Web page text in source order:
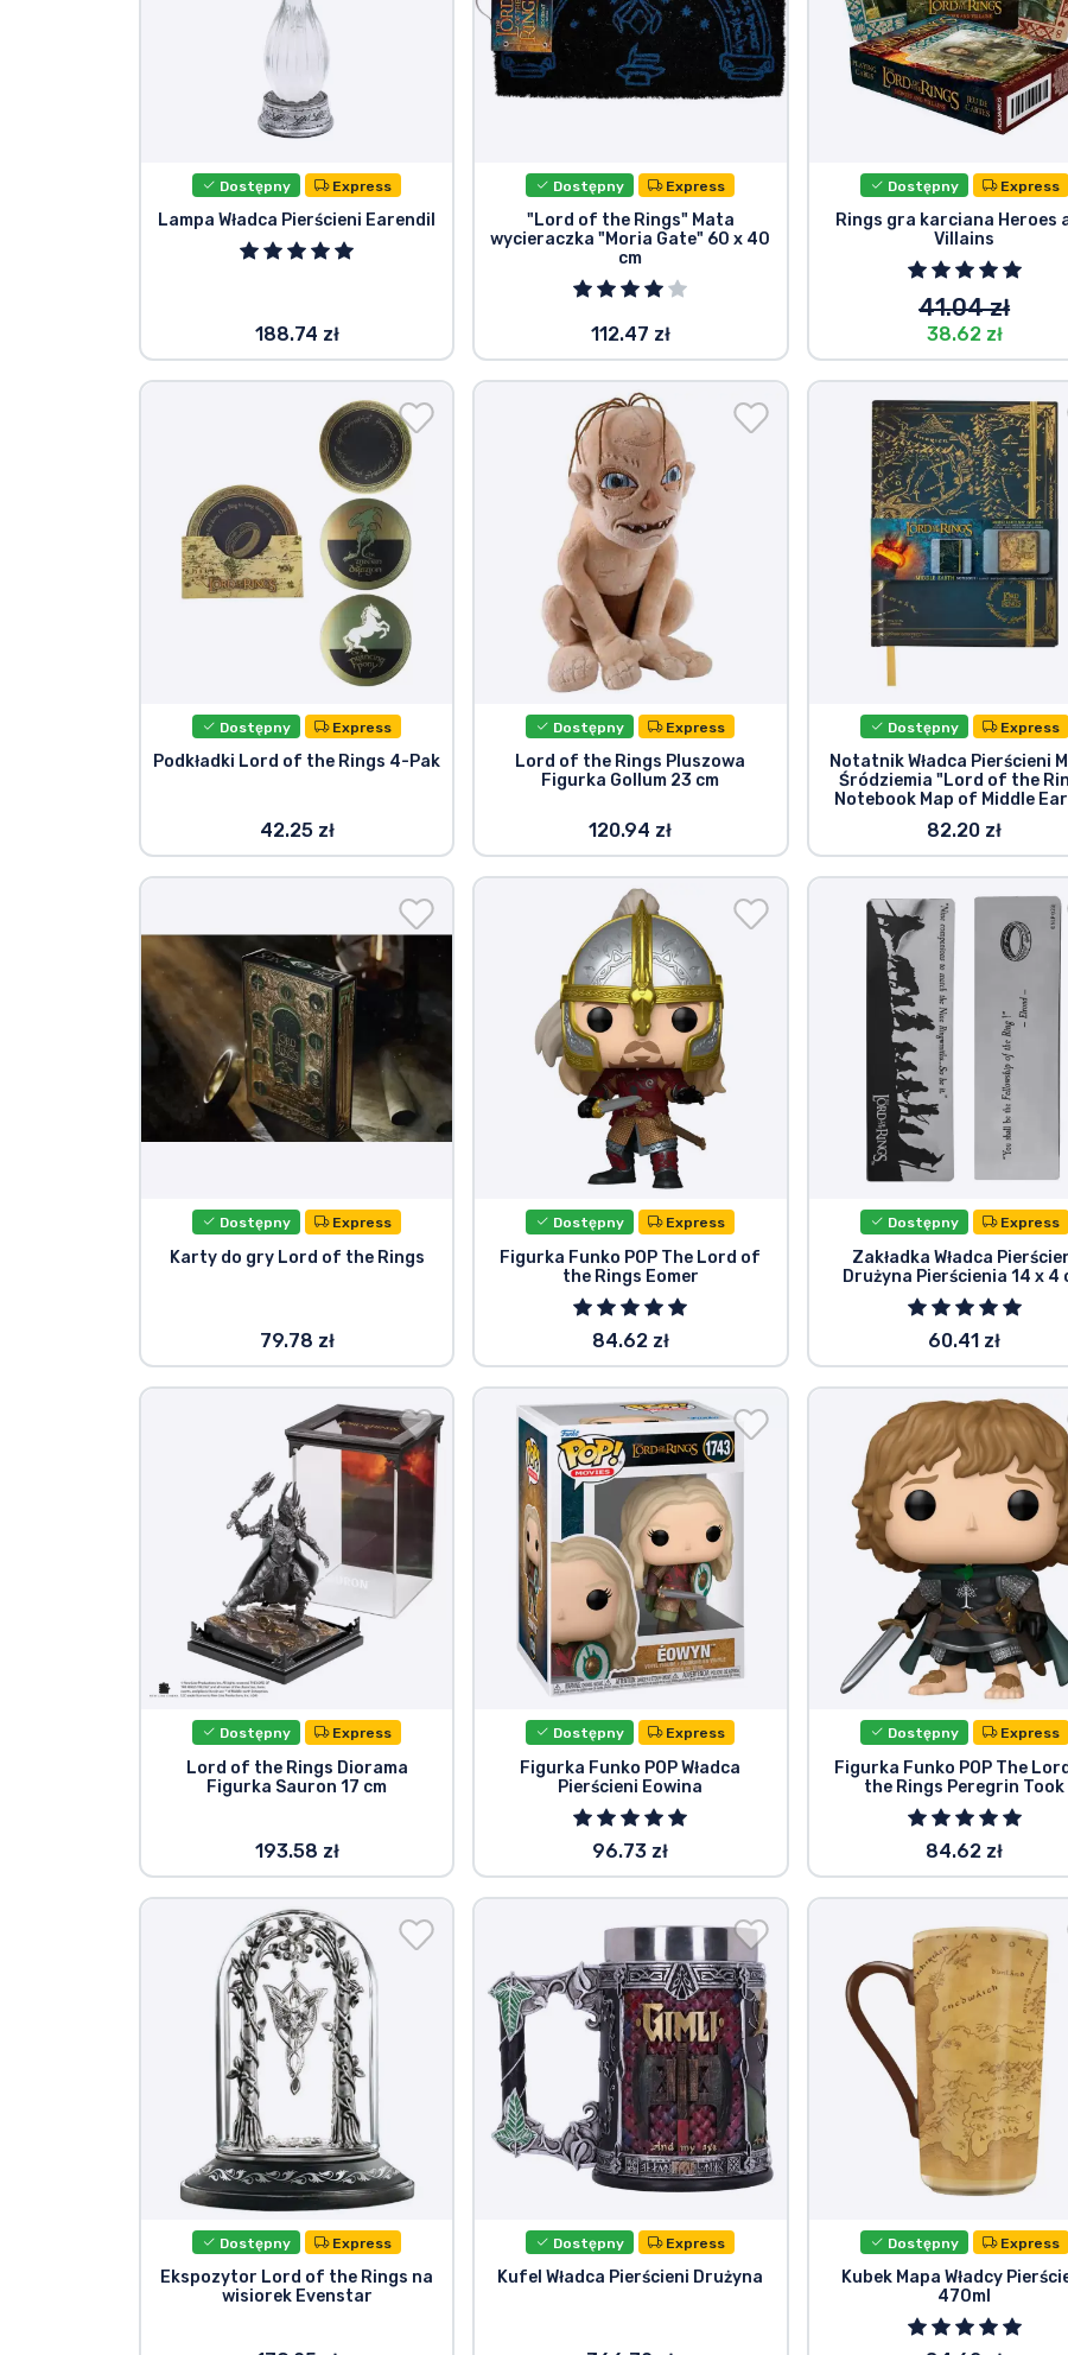
Dostępny Express
Lampa Władca Pierścieni Earendil
188.74 zł
Dostępny Express
"Lord of the Rings" Mata
wycieraczka "Moria Gate" 60 x 40
cm
112.47 zł
Dostępny Express
Rings gra karciana Heroes
Villains
41.04 zł
38.62 zł
Dostępny Express
Podkładki Lord of the Rings 4-Pak
42.25 zł
Dostępny Express
Lord of the Rings Pluszowa
Figurka Gollum 23 cm
120.94 zł
Dostępny Express
Notatnik Władca Pierścieni
Śródziemia "Lord of the
Notebook Map of Middle
82.20 zł
Dostępny Express
Karty do gry Lord of the Rings
79.78 zł
Dostępny Express
Figurka Funko POP The Lord of
the Rings Eomer
84.62 zł
Dostępny Express
Zakładka Władca
Drużyna Pierścienia 14 x 4
60.41 zł
Dostępny Express
Lord of the Rings Diorama
Figurka Sauron 17 cm
193.58 zł
Dostępny Express
Figurka Funko POP Władca
Pierścieni Eowina
96.73 zł
Dostępny Express
Figurka Funko POP The
the Rings Peregrin Took
84.62 zł
Dostępny Express
Ekspozytor Lord of the Rings na
wisiorek Evenstar
Dostępny Express
Kufel Władca Pierścieni Drużyna
Dostępny Express
Kubek Mapa Władcy
470ml